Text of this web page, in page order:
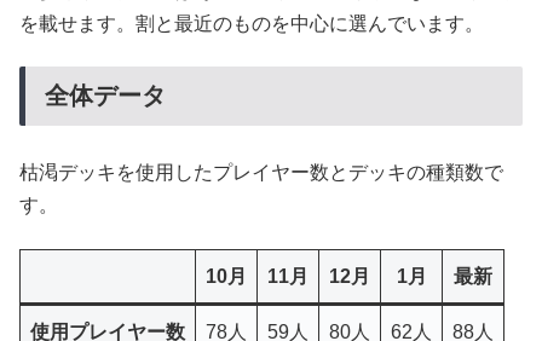
を載せます。割と最近のものを中心に選んでいます。
全体データ
枯渇デッキを使用したプレイヤー数とデッキの種類数で
す。
10月 11月 12月 1月 最新
使用プレイヤー数 78人 59人 80人 62人 88人